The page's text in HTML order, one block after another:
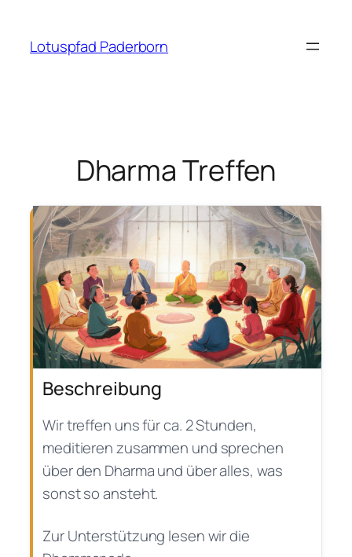
springen
Lotuspfad Paderborn
Dharma Treffen
Beschreibung
Wir treffen uns für ca. 2 Stunden,
meditieren zusammen und sprechen
über den Dharma und über alles, was
sonst so ansteht.
Zur Unterstützung lesen wir die